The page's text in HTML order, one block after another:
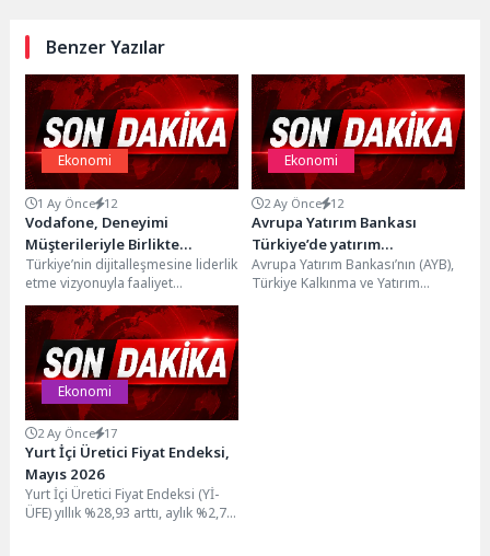
Benzer Yazılar
Ekonomi
1 Ay Önce 12
Vodafone, Deneyimi
Müşterileriyle Birlikte
Geliştiriyor
Türkiye’nin dijitalleşmesine liderlik
etme vizyonuyla faaliyet
gösteren Vodafone, müşteri
deneyimi odaklı çalışmalarına bir
yenisini daha ekledi.
Vodafone’un...
Ekonomi
2 Ay Önce 12
Avrupa Yatırım Bankası
Türkiye’de yatırım
faaliyetlerine, Türk
şirketlerinin
Avrupa Yatırım Bankası’nın (AYB),
Türkiye Kalkınma ve Yatırım
Ekonomi
2 Ay Önce 17
Yurt İçi Üretici Fiyat Endeksi,
Mayıs 2026
Yurt İçi Üretici Fiyat Endeksi (Yİ-
ÜFE) yıllık %28,93 arttı, aylık %2,75